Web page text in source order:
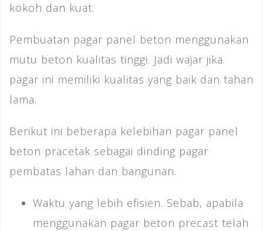
kokoh dan kuat.
Pembuatan pagar panel beton menggunakan
mutu beton kualitas tinggi. Jadi wajar jika
pagar ini memiliki kualitas yang baik dan tahan
lama.
Berikut ini beberapa kelebihan pagar panel
beton pracetak sebagai dinding pagar
pembatas lahan dan bangunan.
Waktu yang lebih efisien. Sebab, apabila
menggunakan pagar beton precast telah